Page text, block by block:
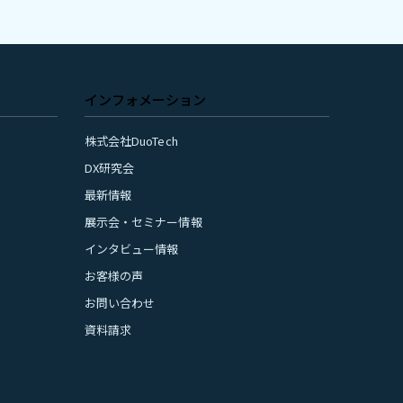
インフォメーション
株式会社DuoTech
DX研究会
最新情報
展示会・セミナー情報
インタビュー情報
お客様の声
お問い合わせ
資料請求